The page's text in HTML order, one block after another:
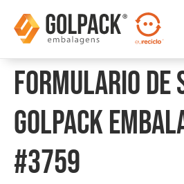
Formulario de
Golpack
#3759